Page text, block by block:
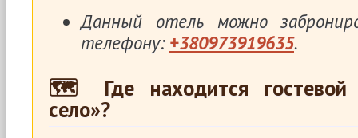
Данный отель можно
телефону: +380973919635.
🗺 Где находится гостевой
село»?